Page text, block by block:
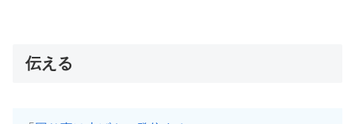
伝える